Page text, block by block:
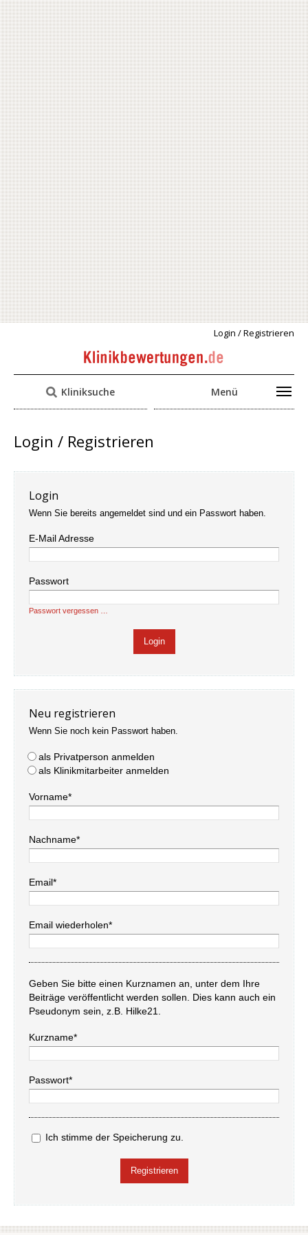
Login / Registrieren
Kliniksuche Menü
Login / Registrieren
Login
Wenn Sie bereits angemeldet sind und ein Passwort haben.
E-Mail Adresse
Passwort
Passwort vergessen …
Neu registrieren
Wenn Sie noch kein Passwort haben.
als Privatperson anmelden
als Klinikmitarbeiter anmelden
Vorname*
Nachname*
Email*
Email wiederholen*
Geben Sie bitte einen Kurznamen an, unter dem Ihre
Beiträge veröffentlicht werden sollen. Dies kann auch ein
Pseudonym sein, z.B. Hilke21.
Kurzname*
Passwort*
Ich stimme der Speicherung zu.